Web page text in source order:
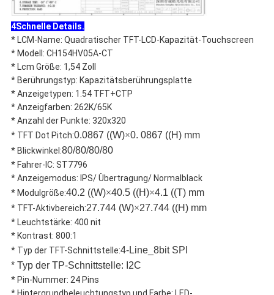
4Schnelle Details.
* LCM-Name: Quadratischer TFT-LCD-Kapazität-Touchscreen
* Modell: CH154HV05A-CT
* Lcm Größe: 1,54 Zoll
* Berührungstyp: Kapazitätsberührungsplatte
* Anzeigetypen: 1.54 TFT+CTP
* Anzeigfarben: 262K/65K
* Anzahl der Punkte: 320x320
* TFT Dot Pitch:0.0867 ((W)×0. 0867 ((H) mm
* Blickwinkel:80/80/80/80
* Fahrer-IC: ST7796
* Anzeigemodus: IPS/ Übertragung/ Normalblack
* Modulgröße:40.2 ((W)×40.5 ((H)×4.1 ((T) mm
* TFT-Aktivbereich:27.744 (W)×27.744 ((H) mm
* Leuchtstärke: 400 nit
* Kontrast: 800:1
* Typ der TFT-Schnittstelle:4-Line_8bit SPI
* Typ der TP-Schnittstelle: I2C
* Pin-Nummer: 24 Pins